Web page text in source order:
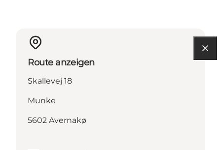
Route anzeigen
Skallevej 18
Munke
5602 Avernakø